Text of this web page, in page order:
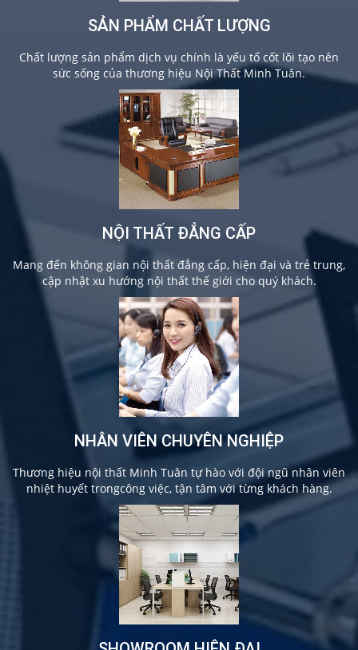
SẢN PHẨM CHẤT LƯỢNG
Chất lượng sản phẩm dịch vụ chính là yếu tố cốt lõi tạo nên
sức sống của thương hiệu Nội Thất Minh Tuân.
NỘI THẤT ĐẲNG CẤP
Mang đến không gian nội thất đẳng cấp, hiện đại và trẻ trung,
cập nhật xu hướng nội thất thế giới cho quý khách.
NHÂN VIÊN CHUYÊN NGHIỆP
Thương hiệu nội thất Minh Tuân tự hào với đội ngũ nhân viên
nhiệt huyết trongcông việc, tận tâm với từng khách hàng.